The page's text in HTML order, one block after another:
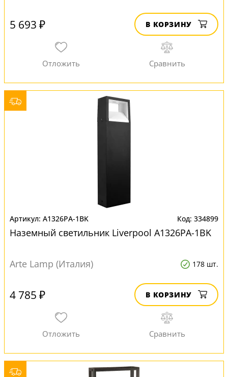
5 693 ₽ В КОРЗИНУ
A1326PA-1BK 334899
Наземный светильник Liverpool A1326PA-1BK
Arte Lamp (Италия) 178 шт.
4 785 ₽ В КОРЗИНУ